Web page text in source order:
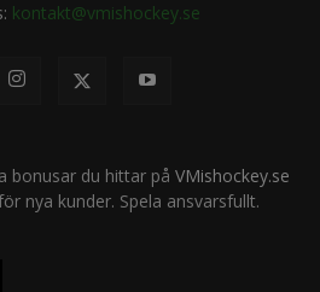
kontakt@vmishockey.se
bonusar du hittar på VMishockey.se
nya kunder. Spela ansvarsfullt.